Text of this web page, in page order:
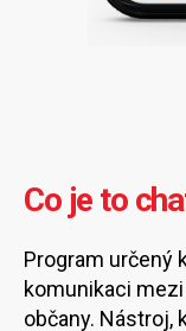
Co je to
Program určený
komunikaci
občany. Nástroj,